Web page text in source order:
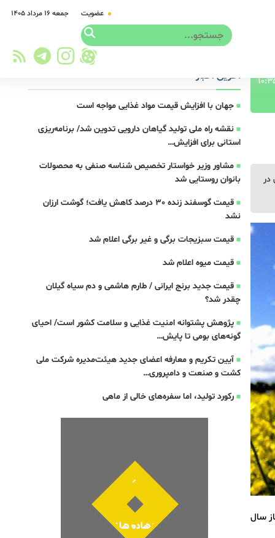
عضویت جمعه ۱۶ مرداد ۱۴۰۵
در
سال
آخرین اخبار
جهان با افزایش قیمت مواد غذایی مواجه است
نقشه راه ملی تولید گیاهان دارویی تدوین شد/ برنامه‌ریزی
استانی برای افزایش…
مشاور وزیر خواستار تخصیص شناسه صنفی به محصولات
بانوان روستایی شد
قیمت گوسفند زنده 30 درصد کاهش یافت؛ گوشت ارزان
نشد
قیمت سبزیجات برگی و غیر برگی اعلام شد
قیمت میوه اعلام شد
قیمت جدید برنج ایرانی / طارم هاشمی و دم سیاه گیلان
چقدر شد؟
پژوهش پشتوانه امنیت غذایی و سلامت کشور است/ احیای
گونه‌های بومی تا پایش…
آیین تکریم و معارفه اعضای جدید هیئت‌مدیره شرکت ملی
کشت و صنعت و دامپروری…
رکورد تولید، اما سفره‌های خالی از ماهی